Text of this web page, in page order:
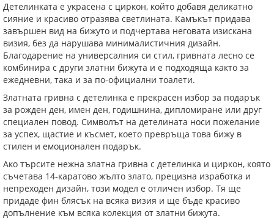
Детелинката е украсена с циркон, който добавя деликатно
сияние и красиво отразява светлината. Камъкът придава
завършен вид на бижуто и подчертава неговата изискана
визия, без да нарушава минималистичния дизайн.
Благодарение на универсалния си стил, гривната лесно се
комбинира с други златни бижута и е подходяща както за
ежедневни, така и за по-официални тоалети.
Златната гривна с детелинка е прекрасен избор за подарък
за рожден ден, имен ден, годишнина, дипломиране или друг
специален повод. Символът на детелината носи пожелание
за успех, щастие и късмет, което превръща това бижу в
стилен и емоционален подарък.
Ако търсите нежна златна гривна с детелинка и циркон, която
съчетава 14-каратово жълто злато, прецизна изработка и
непреходен дизайн, този модел е отличен избор. Тя ще
придаде фин блясък на всяка визия и ще бъде красиво
допълнение към всяка колекция от златни бижута.